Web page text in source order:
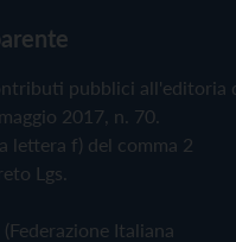
pubblici all'editoria
2017, n. 70.
lettera f) del comma 2
Lgs.
Italiana